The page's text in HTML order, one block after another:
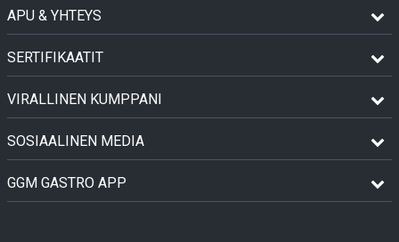
APU & YHTEYS
SERTIFIKAATIT
VIRALLINEN KUMPPANI
SOSIAALINEN MEDIA
GGM GASTRO APP